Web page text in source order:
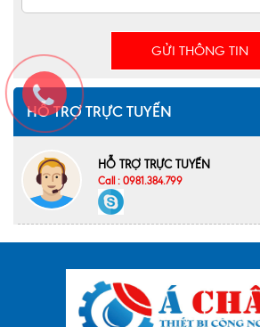
GỬI THÔNG TIN
HỖ TRỢ TRỰC TUYẾN
HỖ TRỢ TRỰC TUYẾN
Call : 0981.384.799